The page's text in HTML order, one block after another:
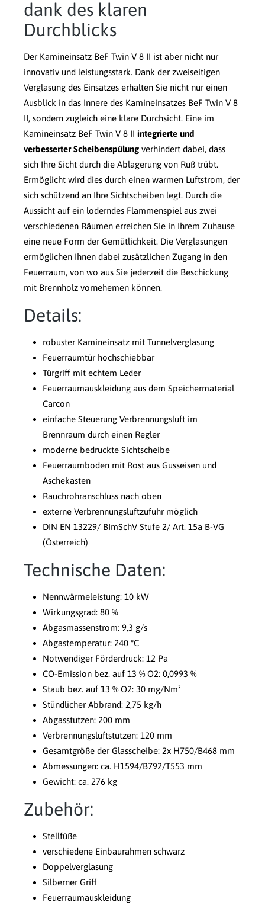
dank des klaren
Durchblicks
Der Kamineinsatz BeF Twin V 8 II ist aber nicht nur
innovativ und leistungsstark. Dank der zweiseitigen
Verglasung des Einsatzes erhalten Sie nicht nur einen
Ausblick in das Innere des Kamineinsatzes BeF Twin V 8
II, sondern zugleich eine klare Durchsicht. Eine im
Kamineinsatz BeF Twin V 8 II integrierte und
verbesserter Scheibenspülung verhindert dabei, dass
sich Ihre Sicht durch die Ablagerung von Ruß trübt.
Ermöglicht wird dies durch einen warmen Luftstrom, der
sich schützend an Ihre Sichtscheiben legt. Durch die
Aussicht auf ein loderndes Flammenspiel aus zwei
verschiedenen Räumen erreichen Sie in Ihrem Zuhause
eine neue Form der Gemütlichkeit. Die Verglasungen
ermöglichen Ihnen dabei zusätzlichen Zugang in den
Feuerraum, von wo aus Sie jederzeit die Beschickung
mit Brennholz vornehemen können.
Details:
robuster Kamineinsatz mit Tunnelverglasung
Feuerraumtür hochschiebbar
Türgriff mit echtem Leder
Feuerraumauskleidung aus dem Speichermaterial
Carcon
einfache Steuerung Verbrennungsluft im
Brennraum durch einen Regler
moderne bedruckte Sichtscheibe
Feuerraumboden mit Rost aus Gusseisen und
Aschekasten
Rauchrohranschluss nach oben
externe Verbrennungsluftzufuhr möglich
DIN EN 13229/ BImSchV Stufe 2/ Art. 15a B-VG
(Österreich)
Technische Daten:
Nennwärmeleistung: 10 kW
Wirkungsgrad: 80 %
Abgasmassenstrom: 9,3 g/s
Abgastemperatur: 240 °C
Notwendiger Förderdruck: 12 Pa
CO-Emission bez. auf 13 % O2: 0,0993 %
Staub bez. auf 13 % O2: 30 mg/Nm³
Stündlicher Abbrand: 2,75 kg/h
Abgasstutzen: 200 mm
Verbrennungsluftstutzen: 120 mm
Gesamtgröße der Glasscheibe: 2x H750/B468 mm
Abmessungen: ca. H1594/B792/T553 mm
Gewicht: ca. 276 kg
Zubehör:
Stellfüße
verschiedene Einbaurahmen schwarz
Doppelverglasung
Silberner Griff
Feuerraumauskleidung